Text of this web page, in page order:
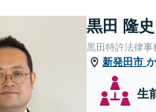
黒田 隆史
黒田特許法律事
新発田市
生